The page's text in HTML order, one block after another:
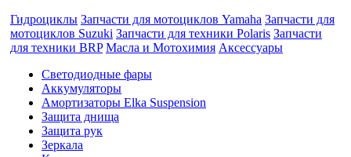
Гидроциклы Запчасти для мотоциклов Yamaha Запчасти для
мотоциклов Suzuki Запчасти для техники Polaris Запчасти
для техники BRP Масла и Мотохимия Аксессуары
Cветодиодные фары
Аккумуляторы
Амортизаторы Elka Suspension
Защита днища
Защита рук
Зеркала